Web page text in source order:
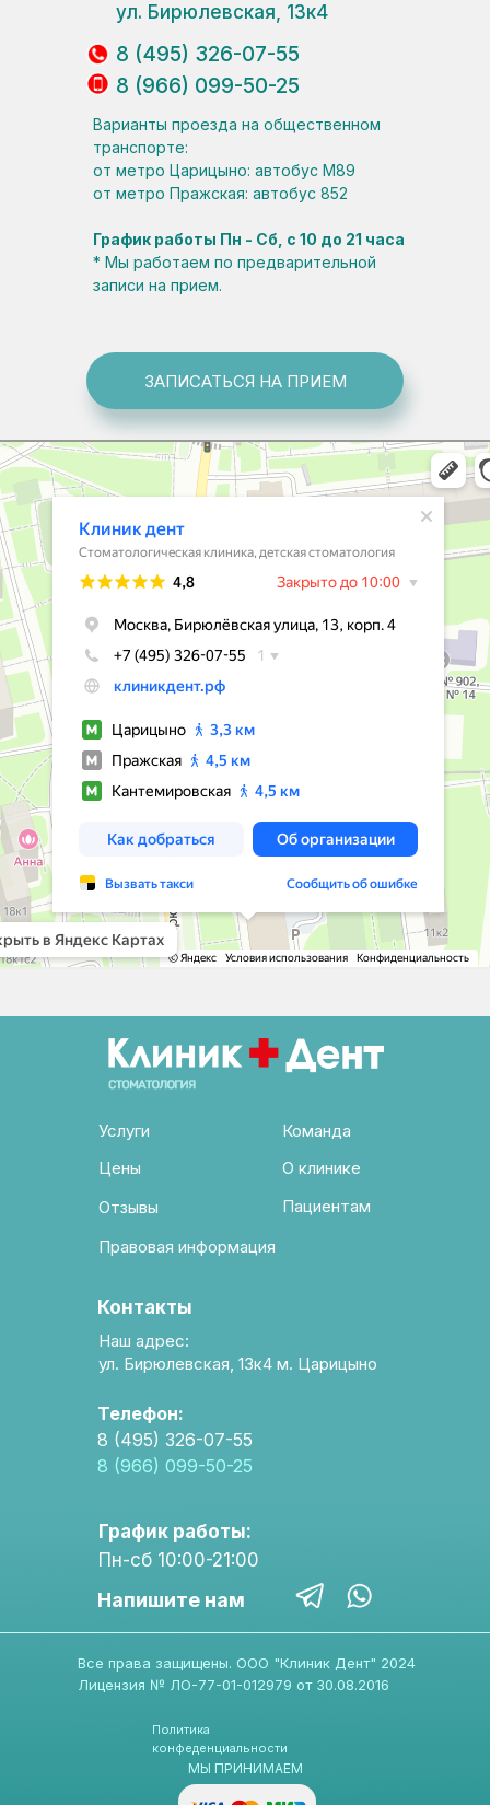
клиника в Москве
ул. Бирюлевская, 13к4
Варианты проезда на общественном
транспорте:
от метро Царицыно: автобус М89
от метро Пражская: автобус 852
График работы Пн - Сб, с 10 до 21 часа
* Мы работаем по предварительной
записи на прием.
8 (495) 326-07-55
8 (966) 099-50-25
ЗАПИСАТЬСЯ НА ПРИЕМ
Контакты
Все права защищены. ООО "Клиник Дент" 2024
Лицензия № ЛО-77-01-012979 от 30.08.2016
Телефон:
8 (495) 326-07-55
8 (966) 099-50-25
Политика
конфеденциальности
МЫ ПРИНИМАЕМ
Команда
О клинике
Правовая информация
Пациентам
Услуги
Цены
Отзывы
Напишите нам
Наш адрес:
ул. Бирюлевская, 13к4 м. Царицыно
График работы:
Пн-сб 10:00-21:00